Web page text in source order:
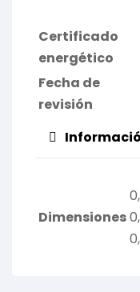
Certificado
energético
Fecha de
revisión
Dimensiones